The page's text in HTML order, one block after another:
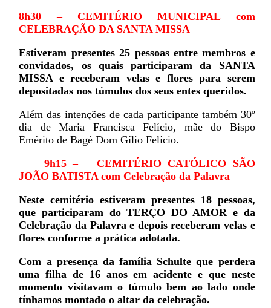
8h30 – CEMITÉRIO MUNICIPAL com
CELEBRAÇÃO DA SANTA MISSA
Estiveram presentes 25 pessoas entre membros e
convidados, os quais participaram da SANTA
MISSA e receberam velas e flores para serem
depositadas nos túmulos dos seus entes queridos.
Além das intenções de cada participante também 30º
dia de Maria Francisca Felício, mãe do Bispo
Emérito de Bagé Dom Gílio Felício.
9h15 – CEMITÉRIO CATÓLICO SÃO
JOÃO BATISTAcom Celebração da Palavra
Neste cemitério estiveram presentes 18 pessoas,
que participaram do TERÇO DO AMOR e da
Celebração da Palavra e depois receberam velas e
flores conforme a prática adotada.
Com a presença da família Schulte que perdera
uma filha de 16 anos em acidente e que neste
momento visitavam o túmulo bem ao lado onde
tínhamos montado o altar da celebração.